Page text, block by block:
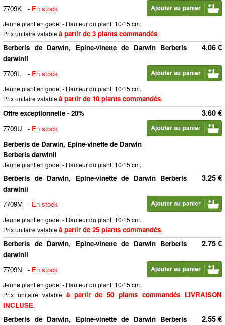
7709K
- En stock
Jeune plant en godet - Hauteur du plant: 10/15 cm.
Prix unitaire valableà partir de 3 plants commandés.
4.06 €
Berberis de Darwin, Epine-vinette de Darwin Berberis
darwinii
7709L
- En stock
Jeune plant en godet - Hauteur du plant: 10/15 cm.
Prix unitaire valableà partir de 10 plants commandés.
3.60 €
Offre exceptionnelle - 20%
7709U
- En stock
Berberis de Darwin, Epine-vinette de Darwin
Berberis darwinii
Jeune plant en godet - Hauteur du plant: 10/15 cm.
3.25 €
Berberis de Darwin, Epine-vinette de Darwin Berberis
darwinii
7709M - En stock
Jeune plant en godet - Hauteur du plant: 10/15 cm.
Prix unitaire valableà partir de 25 plants commandés.
2.75 €
Berberis de Darwin, Epine-vinette de Darwin Berberis
darwinii
7709N
- En stock
Jeune plant en godet - Hauteur du plant: 10/15 cm.
Prix unitaire valable à partir de 50 plants commandés LIVRAISON
INCLUSE.
2.55 €
Berberis de Darwin, Epine-vinette de Darwin Berberis